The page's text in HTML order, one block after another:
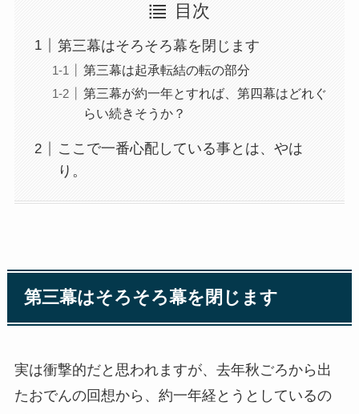
目次
第三幕はそろそろ幕を閉じます
第三幕は起承転結の転の部分
第三幕が約一年とすれば、第四幕はどれぐ
らい続きそうか？
ここで一番心配している事とは、やは
り。
第三幕はそろそろ幕を閉じます
実は衝撃的だと思われますが、去年秋ごろから出
たおでんの回想から、約一年経とうとしているの